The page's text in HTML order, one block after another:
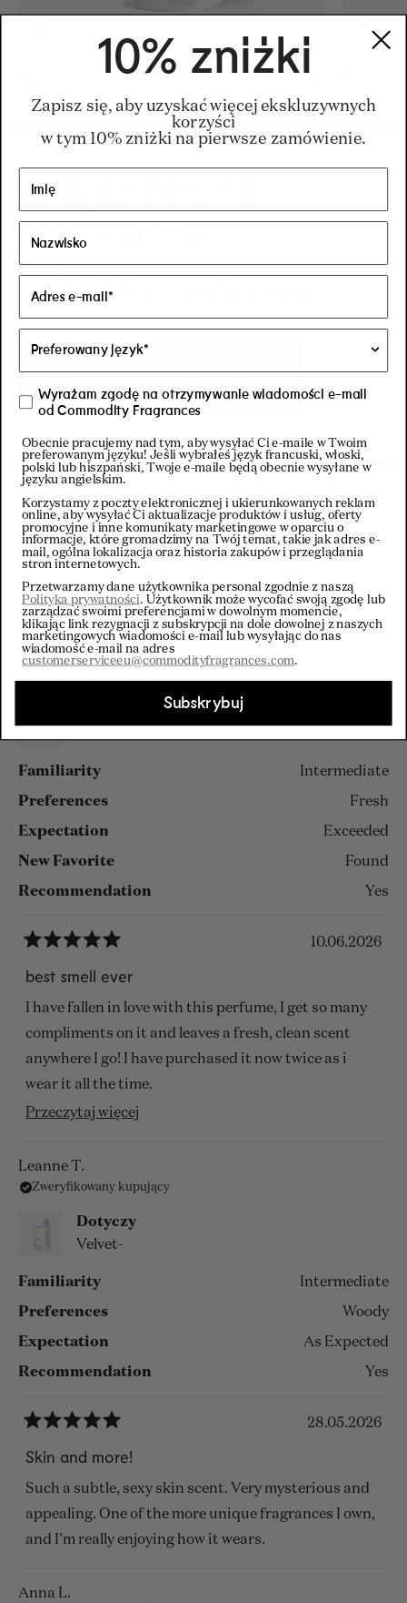
Regular price
34–155euro
Regular price
155€
Regular
34€
Znajdź nas na
Instagramie
Najlepszy sposób, aby być na bieżąco
z tym, co dzieje się w Commodity.
Odwiedź nasz
Instagram
Filtry
Sortuj
Paola A.
Familiarity Intermediate
Preferences Fresh
Expectation Exceeded
New Favorite Found
Recommendation Yes
na
5
z
5
gwiazdek
10.06.2026
best smell ever
I have fallen in love with this perfume, I get so many
compliments on it and leaves a fresh, clean scent
anywhere I go! I have purchased it now twice as i
wear it all the time.
LOVE IT!
Przeczytaj więcej
tej
Leanne T.
Zweryfikowany kupujący
Dotyczy
Velvet-
Familiarity Intermediate
Preferences Woody
Expectation As Expected
Recommendation Yes
na
5
z
5
gwiazdek
28.05.2026
Skin and more!
Such a subtle, sexy skin scent. Very mysterious and
appealing. One of the more unique fragrances I own,
and I’m really enjoying how it wears.
Anna L.
Wczytywanie...
10% zniżki
Zapisz się, aby uzyskać więcej ekskluzywnych
korzyści
w tym 10% zniżki na pierwsze zamówienie.
Wyrażam zgodę na otrzymywanie wiadomości e-mail
od Commodity Fragrances
Obecnie pracujemy nad tym, aby wysyłać Ci e-maile w Twoim
preferowanym języku! Jeśli wybrałeś język francuski, włoski,
polski lub hiszpański, Twoje e-maile będą obecnie wysyłane w
języku angielskim.
Korzystamy z poczty elektronicznej i ukierunkowanych reklam
online, aby wysyłać Ci aktualizacje produktów i usług, oferty
promocyjne i inne komunikaty marketingowe w oparciu o
informacje, które gromadzimy na Twój temat, takie jak adres e-
mail, ogólna lokalizacja oraz historia zakupów i przeglądania
stron internetowych.
Przetwarzamy dane użytkownika personal zgodnie z naszą
Polityka prywatności. Użytkownik może wycofać swoją zgodę lub
zarządzać swoimi preferencjami w dowolnym momencie,
klikając link rezygnacji z subskrypcji na dole dowolnej z naszych
marketingowych wiadomości e-mail lub wysyłając do nas
wiadomość e-mail na adres
customerserviceeu@commodityfragrances.com.
Subskrybuj